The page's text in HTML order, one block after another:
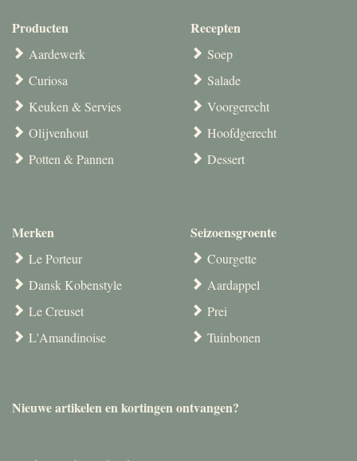
Producten
Aardewerk
Curiosa
Keuken & Servies
Olijvenhout
Potten & Pannen
Merken
Le Porteur
Dansk Kobenstyle
Le Creuset
L'Amandinoise
Recepten
Soep
Salade
Voorgerecht
Hoofdgerecht
Dessert
Seizoensgroente
Courgette
Aardappel
Prei
Tuinbonen
Nieuwe artikelen en kortingen ontvangen?